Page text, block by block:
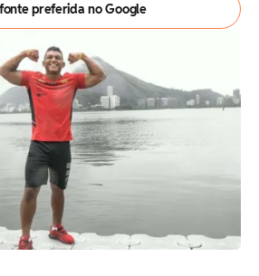
preferida no Google